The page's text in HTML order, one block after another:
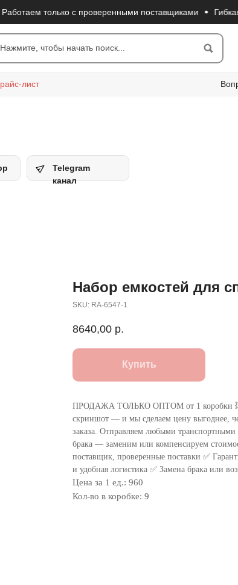
только с проверенными поставщиками Гибкая
Нажмите, чтобы начать поиск...
лист
Telegram
канал
Набор емкостей для
SKU: RA-6547-1
8640,00 р.
Купить
ПРОДАЖА ТОЛЬКО ОПТОМ от 1 коробки
скриншот — и мы сделаем цену выгоднее,
заказа. Отправляем любыми
брака — заменим или компенсируем
поставщик, проверенные поставки ✅
и удобная логистика ✅ Замена брака или
Цена за 1 ед.: 960
Кол-во в коробке: 9